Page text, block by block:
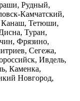
Рудный,
Камчатский,
Канаш, Тетюши,
Туран,
Фрязино,
Сегежа,
Ивдель,
Каменка,
Новгород,